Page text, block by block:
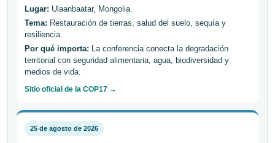
Lugar: Ulaanbaatar, Mongolia.
Tema: Restauración de tierras, salud del suelo, sequía y
resiliencia.
Por qué importa: La conferencia conecta la degradación
territorial con seguridad alimentaria, agua, biodiversidad y
medios de vida.
Sitio oficial de la COP17 →
25 de agosto de 2026